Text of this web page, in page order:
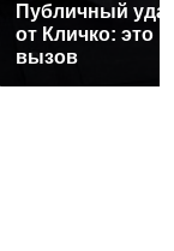
Публичный
от Кличко: это
вызов